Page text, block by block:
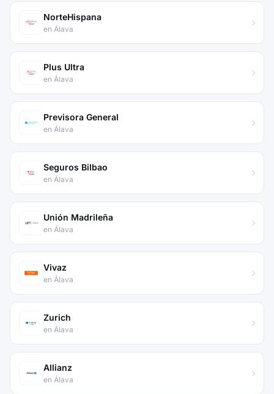
NorteHispana
en Álava
Plus Ultra
en Álava
Previsora General
en Álava
Seguros Bilbao
en Álava
Unión Madrileña
en Álava
Vivaz
en Álava
Zurich
en Álava
Allianz
en Álava